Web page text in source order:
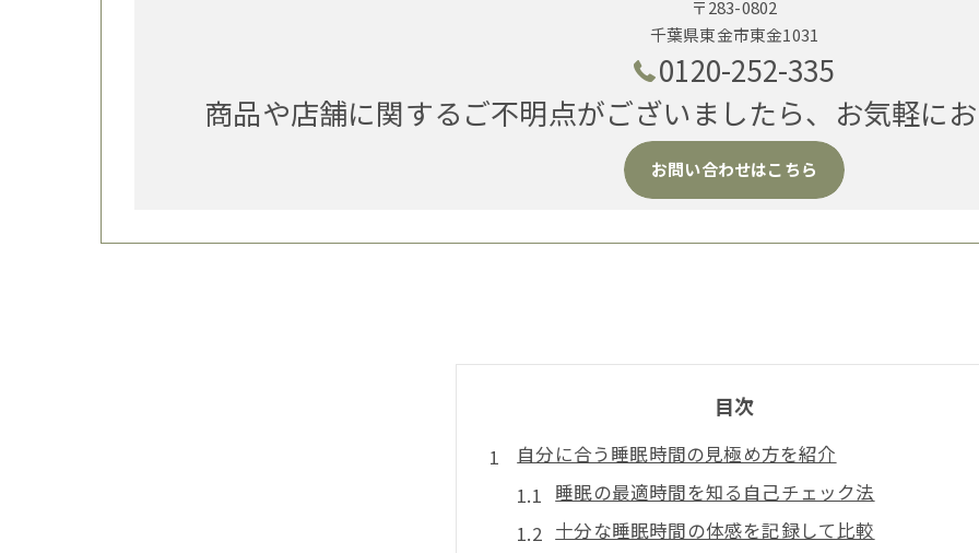
〒283-0802
千葉県東金市東金1031
0120-252-335
商品や店舗に関するご不明点がございましたら、お気軽に
お問い合わせはこちら
目次
自分に合う睡眠時間の見極め方を紹介
睡眠の最適時間を知る自己チェック法
十分な睡眠時間の体感を記録して比較